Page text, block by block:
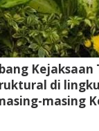
di
masing